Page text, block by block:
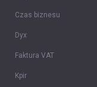
Czas biznesu
Dyx
Faktura VAT
Kpir